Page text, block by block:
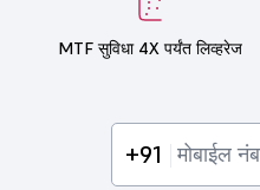
MTF सुविधा 4X पर्यंत लिव्हरेज
+91